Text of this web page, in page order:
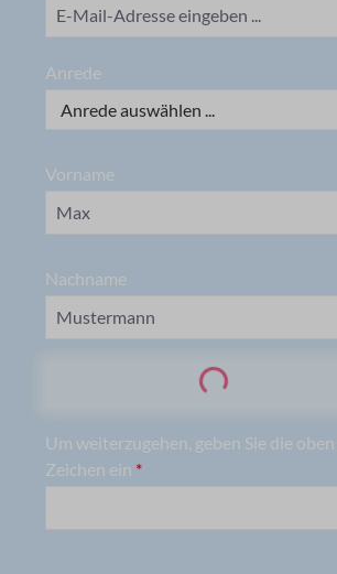
Anrede
Vorname
Nachname
Loading...
Um weiterzugehen, geben Sie die
Zeichen ein *